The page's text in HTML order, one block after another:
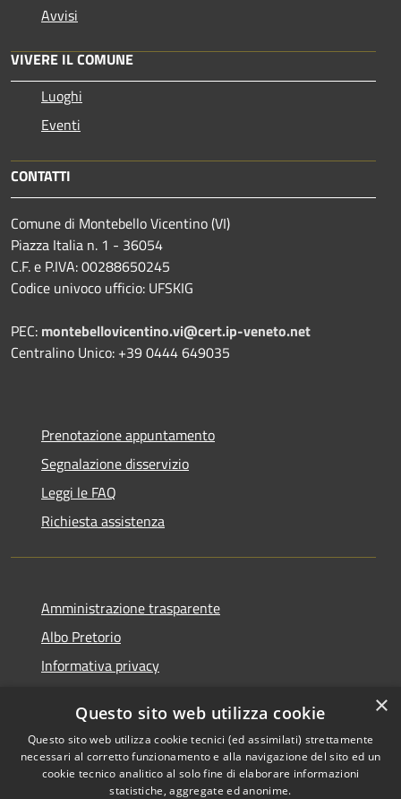
Avvisi
VIVERE IL COMUNE
Luoghi
Eventi
CONTATTI
Comune di Montebello Vicentino (VI)
Piazza Italia n. 1 - 36054
C.F. e P.IVA: 00288650245
Codice univoco ufficio: UFSKIG
PEC: montebellovicentino.vi@cert.ip-veneto.net
Centralino Unico: +39 0444 649035
Prenotazione appuntamento
Segnalazione disservizio
Leggi le FAQ
Richiesta assistenza
Amministrazione trasparente
Albo Pretorio
Informativa privacy
Dichiarazione di accessibilità
×
Questo sito web utilizza cookie
Questo sito web utilizza cookie tecnici (ed assimilati) strettamente
necessari al corretto funzionamento e alla navigazione del sito ed un
cookie tecnico analitico al solo fine di elaborare informazioni
statistiche, aggregate ed anonime.